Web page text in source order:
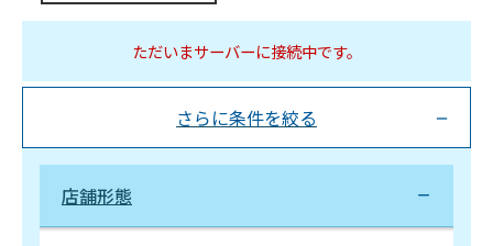
ただいまサーバーに接続中です。
さらに条件を絞る
店舗形態